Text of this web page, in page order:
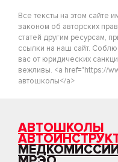
Все тексты на этом сайте
законом об авторских
статей другим ресурсам,
ссылки на наш сайт.
вас от юридических
вежливы. <a href="https://
автошколы</a>
АВТОШКОЛЫ